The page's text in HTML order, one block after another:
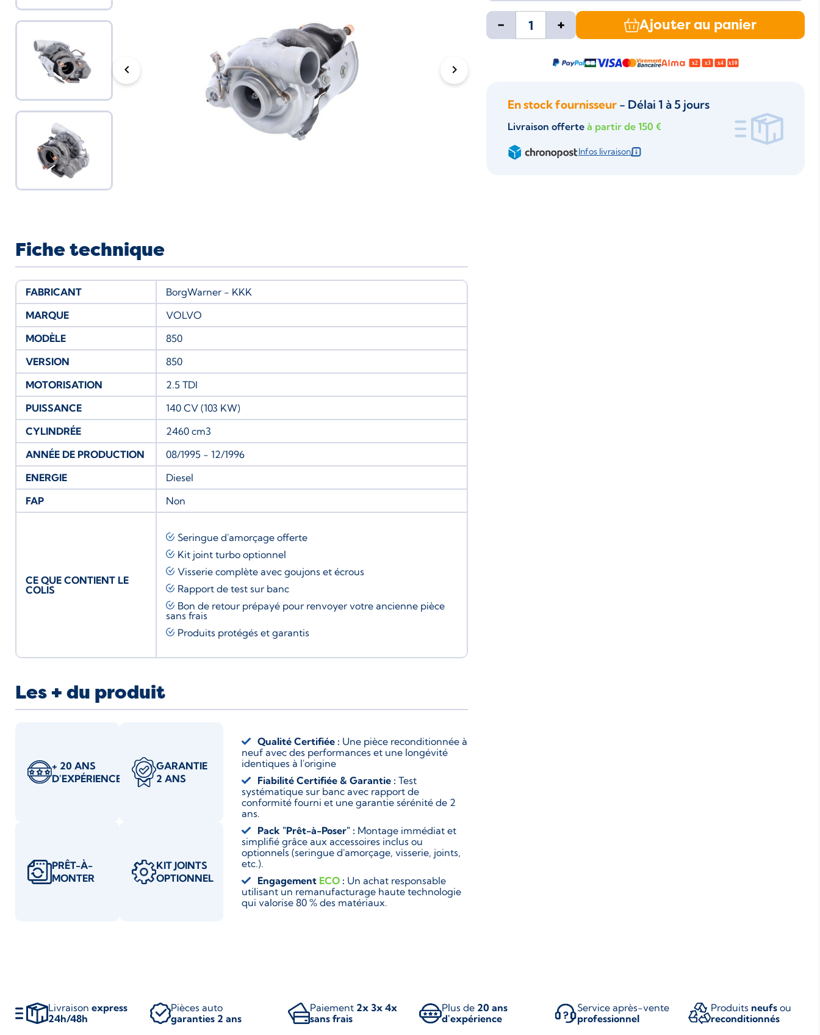
chevron_left chevron_right
- + Ajouter au panier
En stock fournisseur - Délai 1 à 5 jours
Livraison offerteà partir de 150 €
Infos livraison
Fiche technique
FABRICANT
BorgWarner - KKK
MARQUE
VOLVO
MODÈLE
850
VERSION
850
MOTORISATION
2.5 TDI
PUISSANCE
140 CV (103 KW)
CYLINDRÉE
2460 cm3
ANNÉE DE PRODUCTION
08/1995 - 12/1996
ENERGIE
Diesel
FAP
Non
CE QUE CONTIENT LE
COLIS
Seringue d'amorçage offerte
Kit joint turbo optionnel
Visserie complète avec goujons et écrous
Rapport de test sur banc
Bon de retour prépayé pour renvoyer votre ancienne pièce
sans frais
Produits protégés et garantis
Les + du produit
+ 20 ANS
D'EXPÉRIENCE
GARANTIE
2 ANS
PRÊT-À-
MONTER
KIT JOINTS
OPTIONNEL
Qualité Certifiée : Une pièce reconditionnée à
neuf avec des performances et une longévité
identiques à l'origine
Fiabilité Certifiée & Garantie : Test
systématique sur banc avec rapport de
conformité fourni et une garantie sérénité de 2
ans.
Pack "Prêt-à-Poser" : Montage immédiat et
simplifié grâce aux accessoires inclus ou
optionnels (seringue d'amorçage, visserie, joints,
etc.).
Engagement ECO : Un achat responsable
utilisant un remanufacturage haute technologie
qui valorise 80 % des matériaux.
Livraison express
24h/48h
Pièces auto
garanties 2 ans
Paiement 2x 3x 4x
sans frais
Plus de 20 ans
d'expérience
Service après-vente
professionnel
Produits neufs ou
reconditionnés